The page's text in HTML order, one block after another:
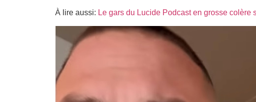
À lire aussi: Le gars du Lucide Podcast en grosse colère